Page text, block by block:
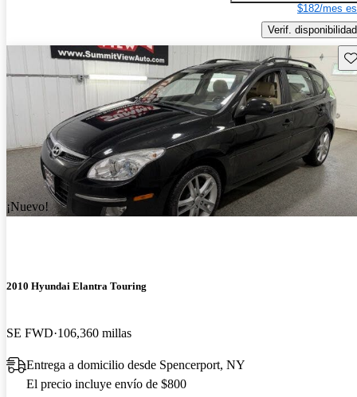
$182/mes
Verif. disponibilidad
¡Nuevo!
2010 Hyundai Elantra Touring
SE FWD 106,360 millas
Entrega a domicilio desde Spencerport, NY
El precio incluye envío de $800